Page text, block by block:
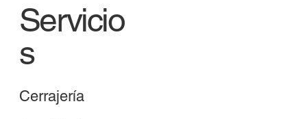
Servicio
s
Cerrajería